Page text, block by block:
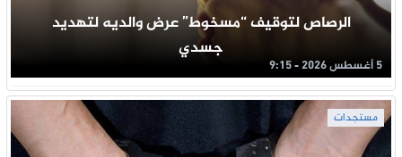
الرصاص لتوقيف “مسخوط” عرض والديه لتهديد
جسدي
5 أغسطس 2026 - 9:15
مستجدات